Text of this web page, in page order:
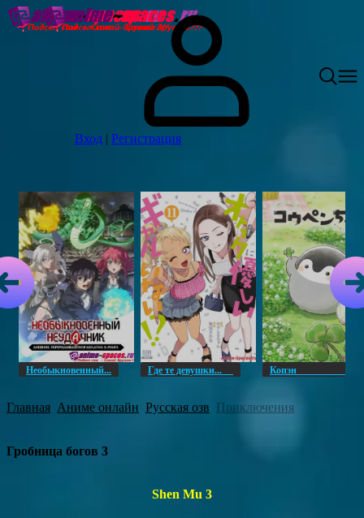
Вход | Регистрация
Необыкновенный... Где те девушки... Копэн
Главная Аниме онлайн Русская озв Приключения
Гробница богов 3
Shen Mu 3